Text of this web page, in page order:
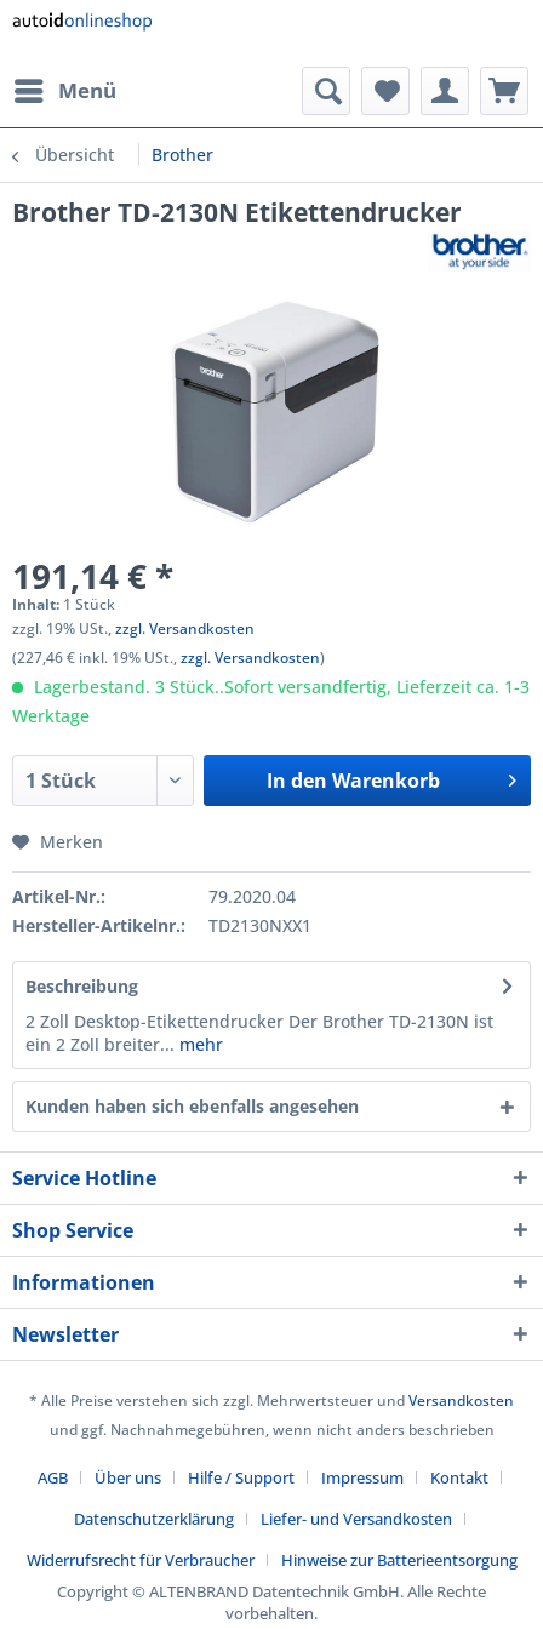
Menü
Übersicht Brother
Brother TD-2130N Etikettendrucker
191,14 € *
Inhalt: 1 Stück
zzgl. 19% USt.,zzgl. Versandkosten
(227,46 € inkl. 19% USt.,zzgl. Versandkosten)
Lagerbestand. 3 Stück..Sofort versandfertig, Lieferzeit ca. 1-3
Werktage
In den Warenkorb
Merken
Artikel-Nr.:
79.2020.04
Hersteller-Artikelnr.:
TD2130NXX1
Beschreibung
2 Zoll Desktop-Etikettendrucker Der Brother TD-2130N ist
ein 2 Zoll breiter... mehr
Kunden haben sich ebenfalls angesehen
Service Hotline
Shop Service
Informationen
Newsletter
* Alle Preise verstehen sich zzgl. Mehrwertsteuer undVersandkosten
und ggf. Nachnahmegebühren, wenn nicht anders beschrieben
AGB Über uns Hilfe / Support Impressum
Kontakt
Datenschutzerklärung
Liefer- und Versandkosten
Widerrufsrecht für Verbraucher
Hinweise zur Batterieentsorgung
Copyright © ALTENBRAND Datentechnik GmbH. Alle Rechte
vorbehalten.